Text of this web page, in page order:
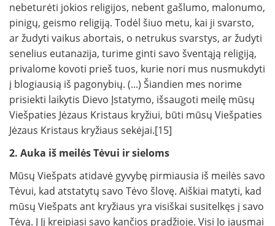
nebeturėti jokios religijos, nebent gašlumo, malonumo,
pinigų, geismo religiją. Todėl šiuo metu, kai ji svarsto,
ar žudyti vaikus abortais, o netrukus svarstys, ar žudyti
senelius eutanazija, turime ginti savo šventąją religiją,
privalome kovoti prieš tuos, kurie nori mus nusmukdyti
į blogiausią iš pagonybių. (...) Šiandien mes norime
prisiekti laikytis Dievo Įstatymo, išsaugoti meilę mūsų
Viešpaties Jėzaus Kristaus kryžiui, būti mūsų Viešpaties
Jėzaus Kristaus kryžiaus sekėjai.[15]
2. Auka iš meilės Tėvui ir sieloms
Mūsų Viešpats atidavė gyvybę pirmiausia iš meilės savo
Tėvui, kad atstatytų savo Tėvo šlovę. Aiškiai matyti, kad
mūsų Viešpats ant kryžiaus yra visiškai susitelkęs į savo
Tėvą. Į Jį kreipiasi savo kančios pradžioje. Visi Jo jausmai